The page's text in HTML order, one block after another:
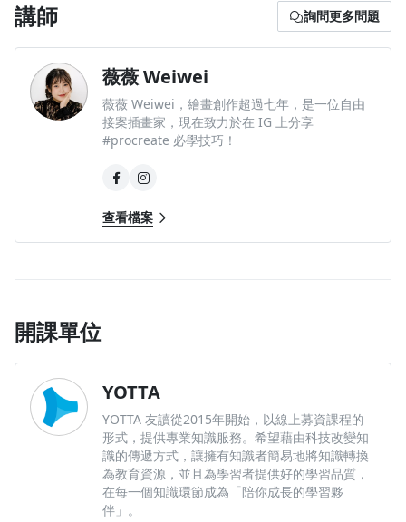
講師 詢問更多問題
薇薇 Weiwei
薇薇 Weiwei，繪畫創作超過七年，是一位自由
接案插畫家，現在致力於在 IG 上分享
#procreate 必學技巧！
查看檔案
開課單位
YOTTA
YOTTA 友讀從2015年開始，以線上募資課程的
形式，提供專業知識服務。希望藉由科技改變知
識的傳遞方式，讓擁有知識者簡易地將知識轉換
為教育資源，並且為學習者提供好的學習品質，
在每一個知識環節成為「陪你成長的學習夥
伴」。